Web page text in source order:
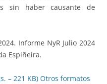
sin haber causante de
Informe NyR Julio 2024
Espiñeira.
– 221 KB) Otros formatos